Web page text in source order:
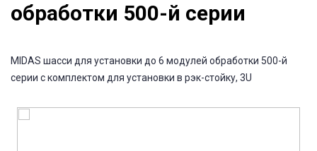
обработки 500-й серии
MIDAS шасси для установки до 6 модулей обработки 500-й
серии с комплектом для установки в рэк-стойку, 3U